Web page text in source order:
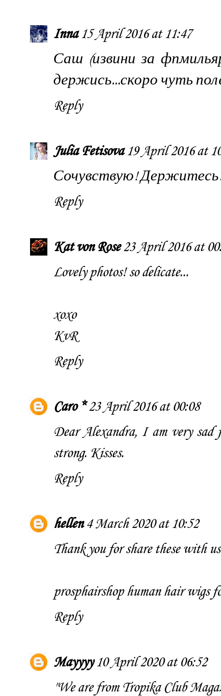
Inna 15 April 2016 at 11:47
Саш (извини за
держись...скоро чуть
Reply
Julia Fetisova 19 April 2016 at
Сочувствую!
Reply
Kat von Rose 23 April 2016 at
Lovely photos! so delicate...
xoxo
KvR
Reply
Caro * 23 April 2016 at 00:08
Dear Alexandra, I am very
strong. Kisses.
Reply
hellen 4 March 2020 at 10:52
Thank you for share these with
prosphairshop human hair wigs
Reply
Mayyyy 10 April 2020 at 06:52
"We are fromTropika Club